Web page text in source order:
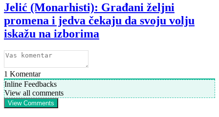
Jelić (Monarhisti): Građani željni
promena i jedva čekaju da svoju volju
iskažu na izborima
1 Komentar
Inline Feedbacks
View all comments
View Comments